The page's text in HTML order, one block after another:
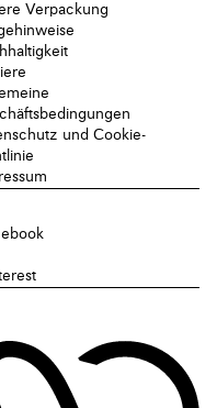
Verpackung
und Cookie-